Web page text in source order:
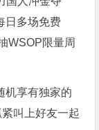
日多场免费
WSOP限量周
机享有独家的
叫上好友一起